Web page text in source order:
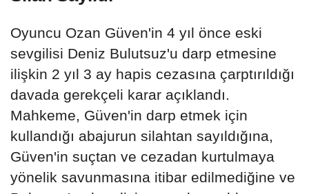
Oyuncu Ozan Güven'in 4 yıl önce eski
sevgilisi Deniz Bulutsuz'u darp etmesine
ilişkin 2 yıl 3 ay hapis cezasına çarptırıldığı
davada gerekçeli karar açıklandı.
Mahkeme, Güven'in darp etmek için
kullandığı abajurun silahtan sayıldığına,
Güven'in suçtan ve cezadan kurtulmaya
yönelik savunmasına itibar edilmediğine ve